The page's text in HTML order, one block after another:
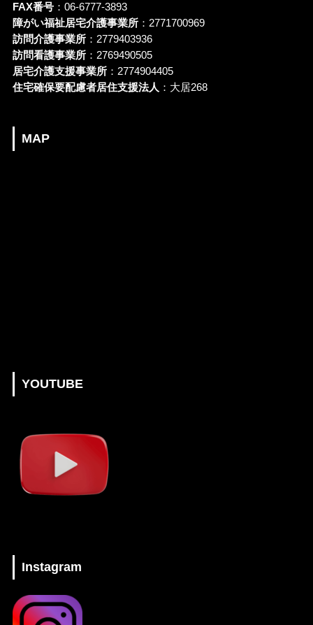
FAX番号：06-6777-3893
障がい福祉居宅介護事業所：2771700969
訪問介護事業所：2779403936
訪問看護事業所：2769490505
居宅介護支援事業所：2774904405
住宅確保要配慮者居住支援法人 ：大居268
MAP
YOUTUBE
Instagram